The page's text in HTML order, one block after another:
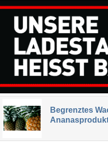
Begrenztes